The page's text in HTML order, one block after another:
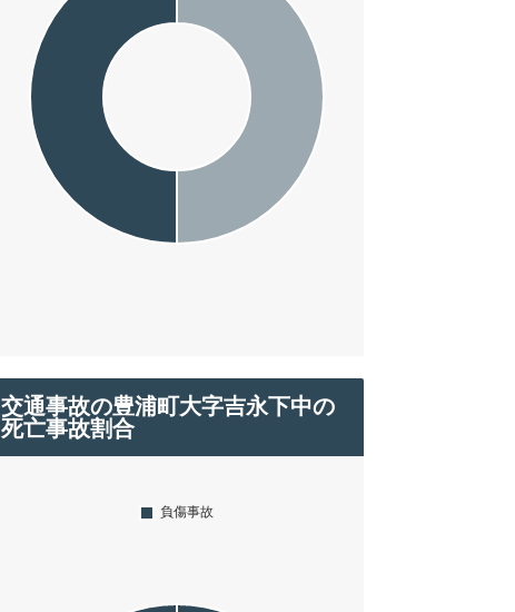
交通事故の豊浦町大字吉永下中の
死亡事故割合